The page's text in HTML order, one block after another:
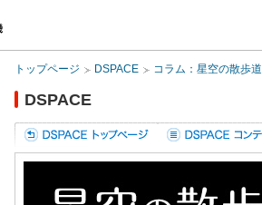
トップページ DSPACE コラム：星空の散歩道
DSPACE